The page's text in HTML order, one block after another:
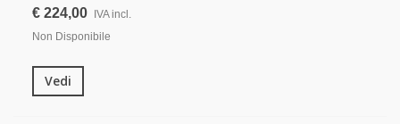
€ 224,00
IVA incl.
Non Disponibile
Vedi